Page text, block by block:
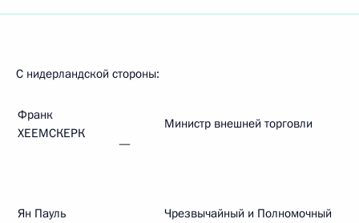
С нидерландской стороны:
Франк
ХЕЕМСКЕРК
—
Министр внешней торговли
Ян Пауль
Чрезвычайный и Полномочный